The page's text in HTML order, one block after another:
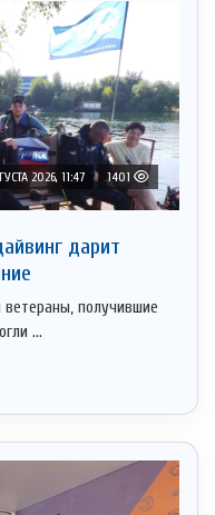
2026, 11:47 1401
дарит
получившие
...